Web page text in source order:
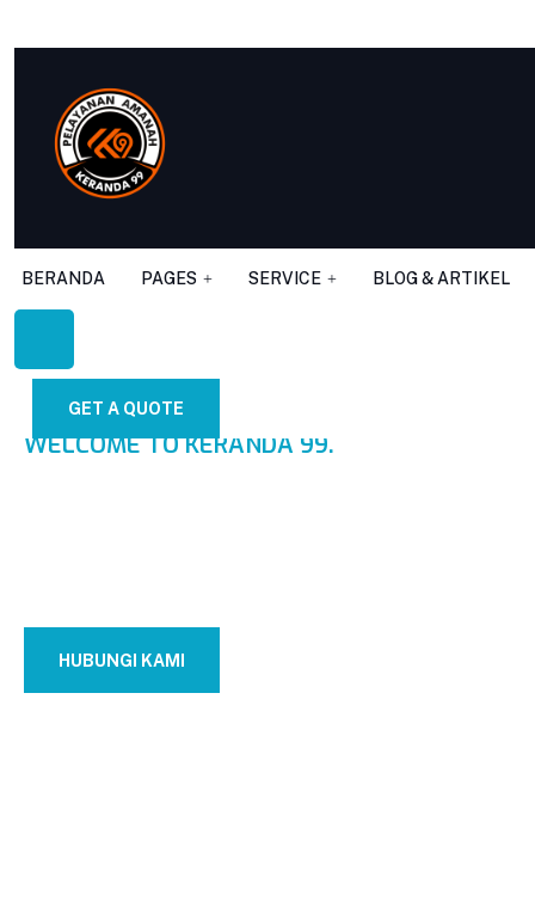
BERANDA PAGES SERVICE BLOG & ARTIKEL
GET A QUOTE
WELCOME TO KERANDA 99.
HUBUNGI KAMI